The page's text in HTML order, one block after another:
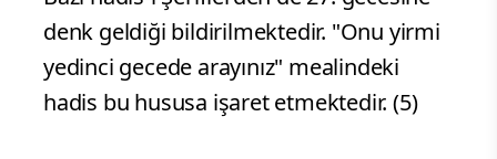
denk geldiği bildirilmektedir. "Onu yirmi
yedinci gecede arayınız" mealindeki
hadis bu hususa işaret etmektedir. (5)